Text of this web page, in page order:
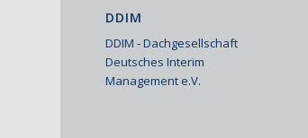
DDIM
DDIM - Dachgesellschaft
Deutsches Interim
Management e.V.